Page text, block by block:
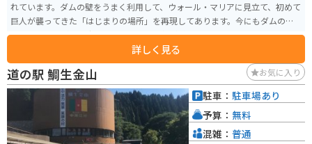
れています。ダムの壁をうまく利用して、ウォール・マリアに見立て、初めて
巨人が襲ってきた「はじまりの場所」を再現してあります。今にもダムの向
こうから巨人が顔を出してきそうな雰囲気が感じられました。
詳しく見る
道の駅 鯛生金山 お気に入り
駐車： 駐車場あり
予算： 無料
混雑： 普通